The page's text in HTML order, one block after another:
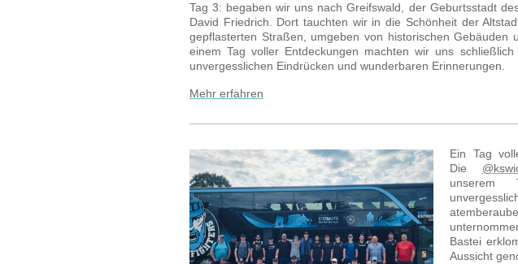
Tag 3: begaben wir uns nach Greifswald, der Geburtsstadt
David Friedrich. Dort tauchten wir in die Schönheit der
gepflasterten Straßen, umgeben von historischen Gebäuden
einem Tag voller Entdeckungen machten wir uns
unvergesslichen Eindrücken und wunderbaren Erinnerungen.
Mehr erfahren
Ein Tag
Die
Bastei
Aussicht